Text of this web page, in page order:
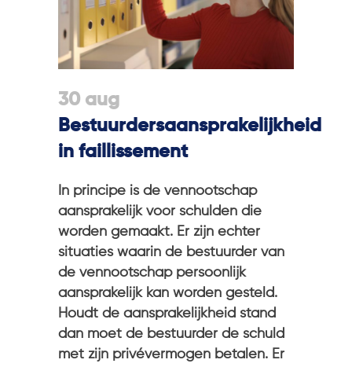
30 aug
Bestuurdersaansprakelijkheid
in faillissement
In principe is de vennootschap
aansprakelijk voor schulden die
worden gemaakt. Er zijn echter
situaties waarin de bestuurder van
de vennootschap persoonlijk
aansprakelijk kan worden gesteld.
Houdt de aansprakelijkheid stand
dan moet de bestuurder de schuld
met zijn privévermogen betalen. Er